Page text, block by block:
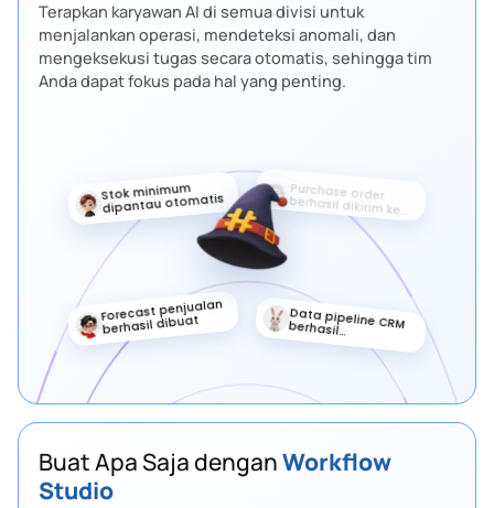
Terapkan karyawan AI di semua divisi untuk
menjalankan operasi, mendeteksi anomali, dan
mengeksekusi tugas secara otomatis, sehingga tim
Anda dapat fokus pada hal yang penting.
Stok minimum
dipantau otomatis
Follow-up vendor
sudah dijadwalkan
Target sales
diperbarui
otomatis
Lead prioritas
sudah ditandai
Buat Apa Saja denganWorkflow
Studio